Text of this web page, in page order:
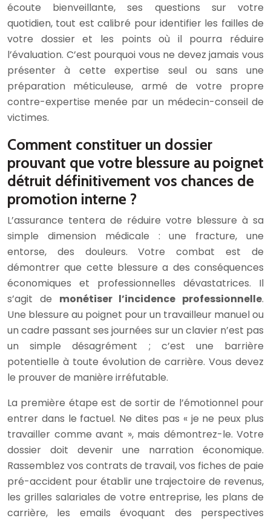
écoute bienveillante, ses questions sur votre
quotidien, tout est calibré pour identifier les failles de
votre dossier et les points où il pourra réduire
l’évaluation. C’est pourquoi vous ne devez jamais vous
présenter à cette expertise seul ou sans une
préparation méticuleuse, armé de votre propre
contre-expertise menée par un médecin-conseil de
victimes.
Comment constituer un dossier
prouvant que votre blessure au poignet
détruit définitivement vos chances de
promotion interne ?
L’assurance tentera de réduire votre blessure à sa
simple dimension médicale : une fracture, une
entorse, des douleurs. Votre combat est de
démontrer que cette blessure a des conséquences
économiques et professionnelles dévastatrices. Il
s’agit de monétiser l’incidence professionnelle.
Une blessure au poignet pour un travailleur manuel ou
un cadre passant ses journées sur un clavier n’est pas
un simple désagrément ; c’est une barrière
potentielle à toute évolution de carrière. Vous devez
le prouver de manière irréfutable.
La première étape est de sortir de l’émotionnel pour
entrer dans le factuel. Ne dites pas « je ne peux plus
travailler comme avant », mais démontrez-le. Votre
dossier doit devenir une narration économique.
Rassemblez vos contrats de travail, vos fiches de paie
pré-accident pour établir une trajectoire de revenus,
les grilles salariales de votre entreprise, les plans de
carrière, les emails évoquant des perspectives